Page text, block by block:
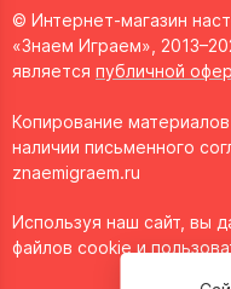
© Интернет-магазин
«Знаем Играем»,
является публичной
Копирование
наличии письменного
znaemigraem.ru
Используя наш сайт, вы
файлов cookie и